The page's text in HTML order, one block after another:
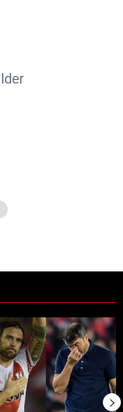
dijo Coudet sobre los
de tendencia con el